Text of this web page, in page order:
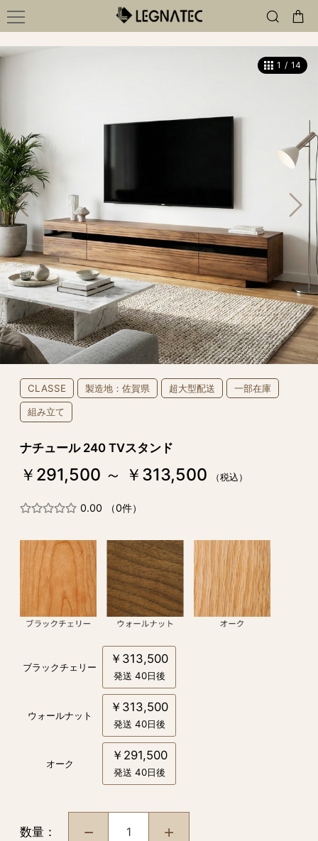
1 / 14
CLASSE 製造地：佐賀県 超大型配送 一部在庫
組み立て
ナチュール 240 TVスタンド
￥291,500 ～ ￥313,500 （税込）
0.00 （0件）
ブラックチェリー
￥313,500
発送 40日後
ウォールナット
￥313,500
発送 40日後
オーク
￥291,500
発送 40日後
数量：